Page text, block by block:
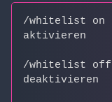
/whitelist
aktivieren
/whitelist
deaktivieren